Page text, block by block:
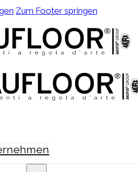
Zum Footer springen